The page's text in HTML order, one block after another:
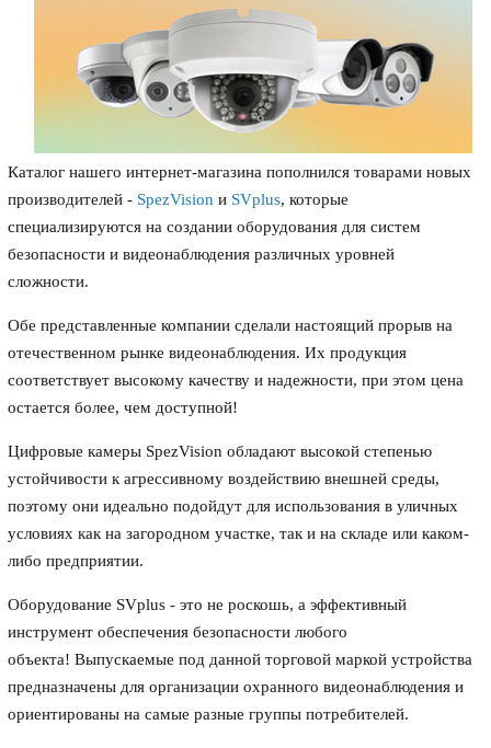
Каталог нашего интернет-магазина пополнился товарами новых
производителей - SpezVision и SVplus, которые
специализируются на создании оборудования для систем
безопасности и видеонаблюдения различных уровней
сложности.
Обе представленные компании сделали настоящий прорыв на
отечественном рынке видеонаблюдения. Их продукция
соответствует высокому качеству и надежности, при этом цена
остается более, чем доступной!
Цифровые камеры SpezVision обладают высокой степенью
устойчивости к агрессивному воздействию внешней среды,
поэтому они идеально подойдут для использования в уличных
условиях как на загородном участке, так и на складе или каком-
либо предприятии.
Оборудование SVplus - это не роскошь, а эффективный
инструмент обеспечения безопасности любого
объекта! Выпускаемые под данной торговой маркой устройства
предназначены для организации охранного видеонаблюдения и
ориентированы на самые разные группы потребителей.